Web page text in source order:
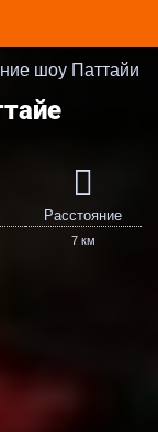
шоу Паттайи
Расстояние
7 км